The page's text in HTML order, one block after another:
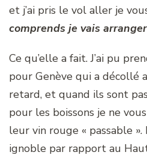
et j’ai pris le vol aller je
comprends je vais
Ce qu’elle a fait. J’ai pu
pour Genève qui a décollé
retard, et quand ils sont
pour les boissons je ne
leur vin rouge « passable
ignoble par rapport au